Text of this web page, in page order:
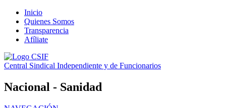
Inicio
Quienes Somos
Transparencia
Afíliate
Central Sindical Independiente y de Funcionarios
Nacional - Sanidad